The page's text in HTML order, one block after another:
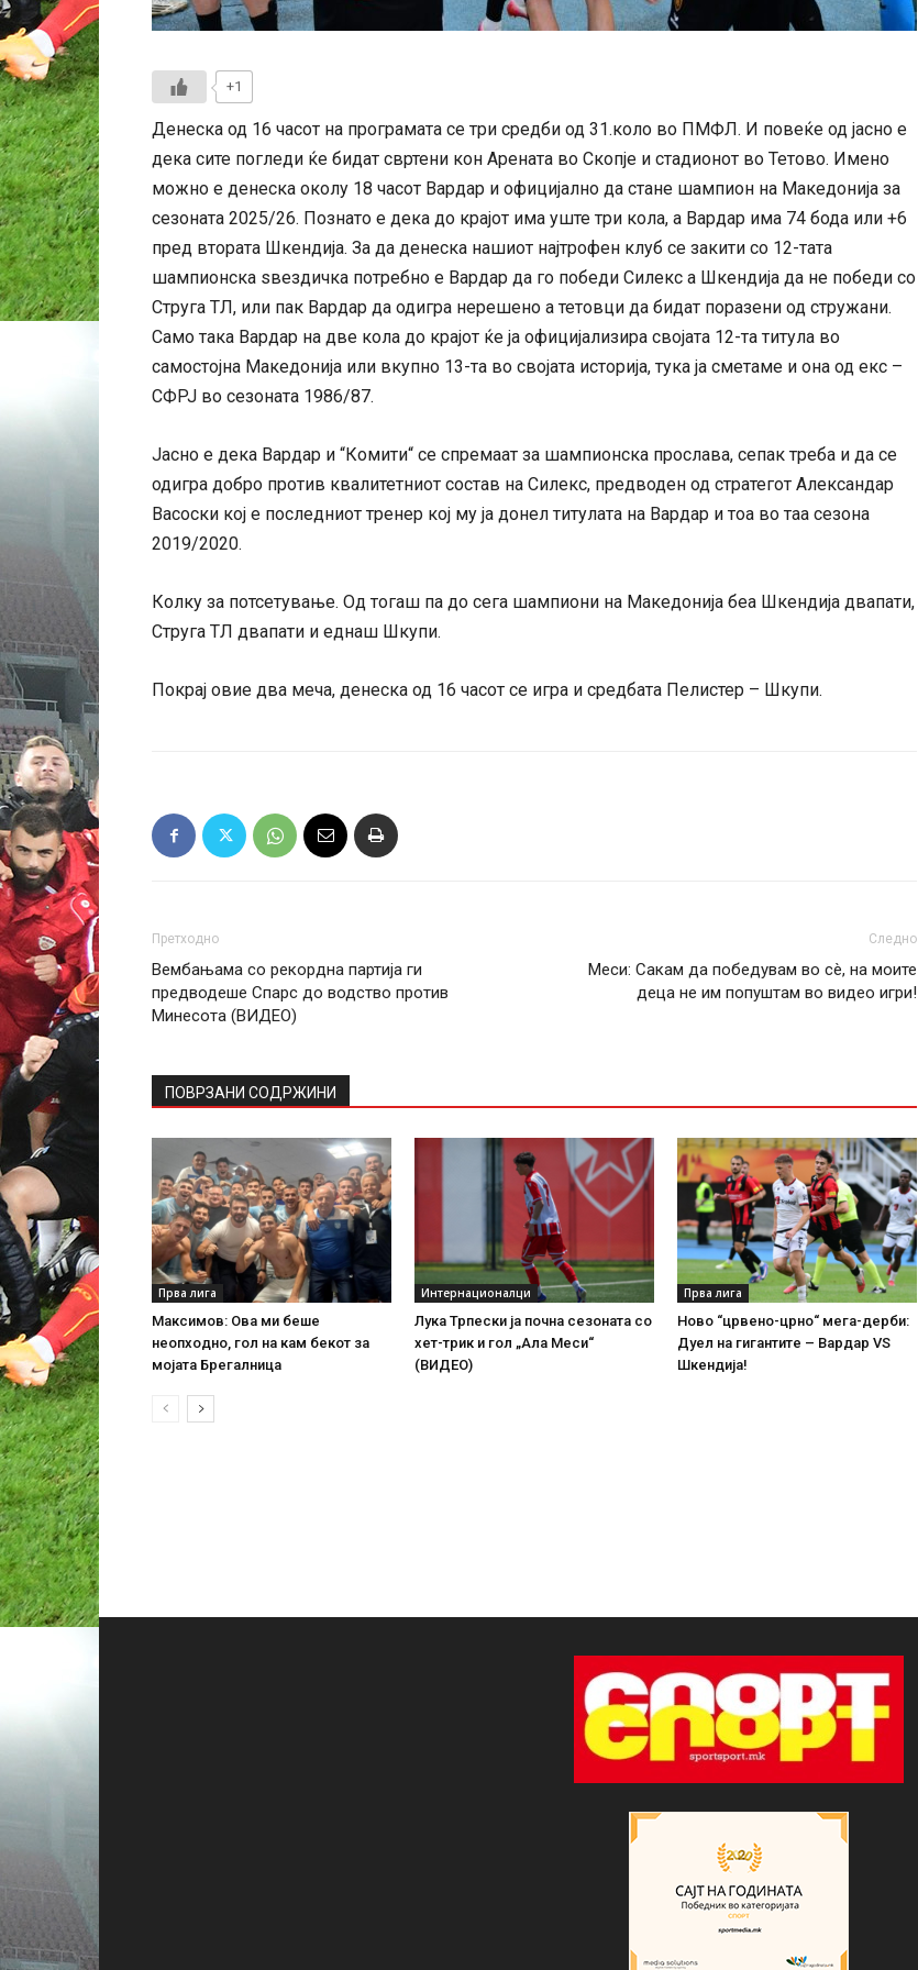
+1
Денеска од 16 часот на програмата се три средби од 31.коло во ПМФЛ. И повеќе од јасно е
дека сите погледи ќе бидат свртени кон Арената во Скопје и стадионот во Тетово. Имено
можно е денеска околу 18 часот Вардар и официјално да стане шампион на Македонија за
сезоната 2025/26. Познато е дека до крајот има уште три кола, а Вардар има 74 бода или +6
пред втората Шкендија. За да денеска нашиот најтрофен клуб се закити со 12-тата
шампионска ѕвездичка потребно е Вардар да го победи Силекс а Шкендија да не победи со
Струга ТЛ, или пак Вардар да одигра нерешено а тетовци да бидат поразени од стружани.
Само така Вардар на две кола до крајот ќе ја официјализира својата 12-та титула во
самостојна Македонија или вкупно 13-та во својата историја, тука ја сметаме и она од екс –
СФРЈ во сезоната 1986/87.
Јасно е дека Вардар и “Комити“ се спремаат за шампионска прослава, сепак треба и да се
одигра добро против квалитетниот состав на Силекс, предводен од стратегот Александар
Васоски кој е последниот тренер кој му ја донел титулата на Вардар и тоа во таа сезона
2019/2020.
Колку за потсетување. Од тогаш па до сега шампиони на Македонија беа Шкендија двапати,
Струга ТЛ двапати и еднаш Шкупи.
Покрај овие два меча, денеска од 16 часот се игра и средбата Пелистер – Шкупи.
Претходно
Вембањама со рекордна партија ги
предводеше Спарс до водство против
Минесота (ВИДЕО)
Следно
Меси: Сакам да победувам во сè, на моите
деца не им попуштам во видео игри!
ПОВРЗАНИ СОДРЖИНИ
Прва лига
Максимов: Ова ми беше
неопходно, гол на кам бекот за
мојата Брегалница
Интернационалци
Лука Трпески ја почна сезоната со
хет-трик и гол „Ала Меси“
(ВИДЕО)
Прва лига
Ново “црвено-црно“ мега-дерби:
Дуел на гигантите – Вардар VS
Шкендија!